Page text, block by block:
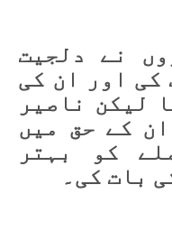
نے دلجیت
کی اور ان کی
لیکن ناصیر
کے حق میں
کو بہتر
بات کی۔